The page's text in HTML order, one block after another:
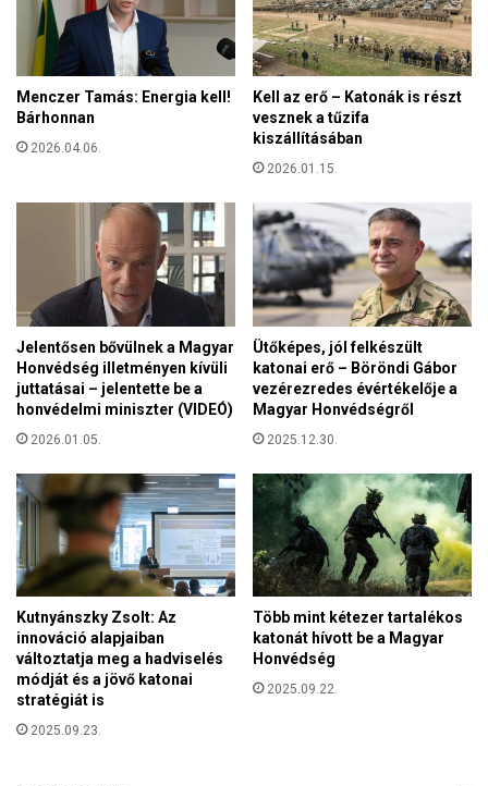
a
z
a
á
a
J
o
b
Menczer Tamás: Energia kell!
Bárhonnan
2026.04.06.
Kell az erő – Katonák is részt
vesznek a tűzifa
kiszállításában
2026.01.15.
Jelentősen bővülnek a Magyar
Honvédség illetményen kívüli
juttatásai – jelentette be a
honvédelmi miniszter (VIDEÓ)
2026.01.05.
Ütőképes, jól felkészült
katonai erő – Böröndi Gábor
vezérezredes évértékelője a
Magyar Honvédségről
2025.12.30.
Kutnyánszky Zsolt: Az
innováció alapjaiban
változtatja meg a hadviselés
módját és a jövő katonai
stratégiát is
2025.09.23.
Több mint kétezer tartalékos
katonát hívott be a Magyar
Honvédség
2025.09.22.